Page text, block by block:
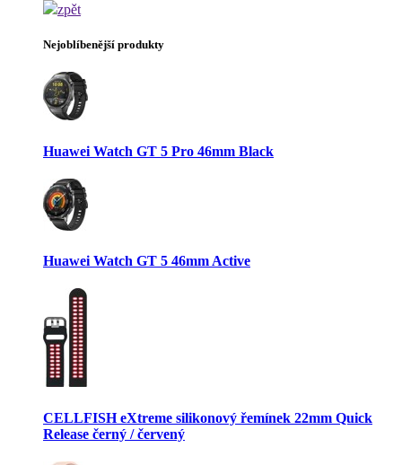
zpět
Nejoblíbenější produkty
Huawei Watch GT 5 Pro 46mm Black
Huawei Watch GT 5 46mm Active
CELLFISH eXtreme silikonový řemínek 22mm Quick
Release černý / červený